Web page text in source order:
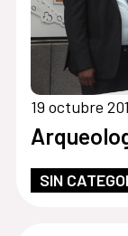
19 octubre
SIN